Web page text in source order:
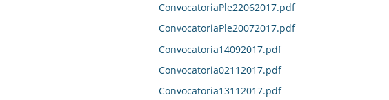
ConvocatoriaPle22062017.pdf
ConvocatoriaPle20072017.pdf
Convocatoria14092017.pdf
Convocatoria02112017.pdf
Convocatoria13112017.pdf